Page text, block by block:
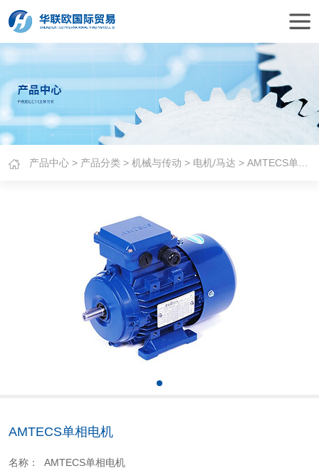
产品中心 > 产品分类 >机械与传动 > 电机/马达 > AMTECS单相电机
AMTECS单相电机
名称： AMTECS单相电机